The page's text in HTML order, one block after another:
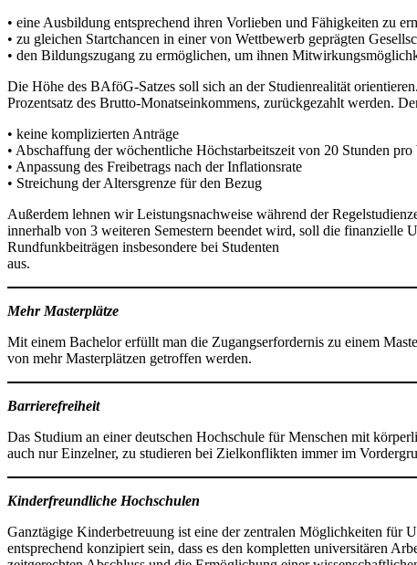
• eine Ausbildung entsprechend ihren Vorlieben und Fähigkeiten zu
• zu gleichen Startchancen in einer von Wettbewerb geprägten
• den Bildungszugang zu ermöglichen, um ihnen
Die Höhe des BAföG-Satzes soll sich an der Studienrealität
Prozentsatz des Brutto-Monatseinkommens, zurückgezahlt werden.
• keine komplizierten Anträge
• Abschaffung der wöchentliche Höchstarbeitszeit von 20 Stunden pro
• Anpassung des Freibetrags nach der Inflationsrate
• Streichung der Altersgrenze für den Bezug
Außerdem lehnen wir Leistungsnachweise während der
innerhalb von 3 weiteren Semestern beendet wird, soll die
Rundfunkbeiträgen insbesondere bei Studenten
aus.
Mehr Masterplätze
Mit einem Bachelor erfüllt man die Zugangserfordernis zu einem
von mehr Masterplätzen getroffen werden.
Barrierefreiheit
Das Studium an einer deutschen Hochschule für Menschen mit
auch nur Einzelner, zu studieren bei Zielkonflikten immer im
Kinderfreundliche Hochschulen
Ganztägige Kinderbetreuung ist eine der zentralen Möglichkeiten für
entsprechend konzipiert sein, dass es den kompletten universitären